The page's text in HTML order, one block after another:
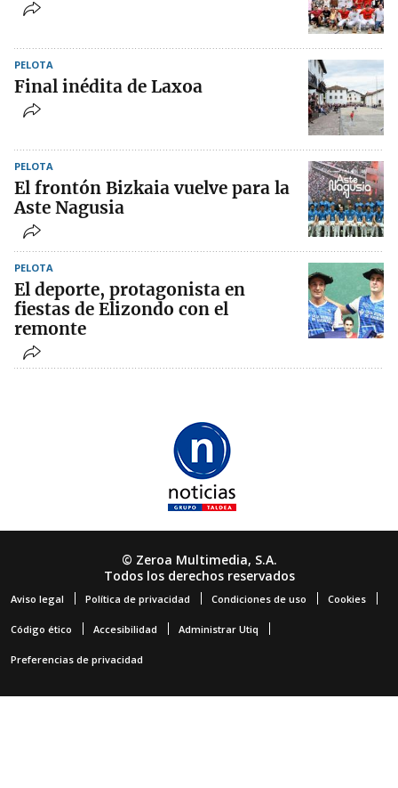
PELOTA
Final inédita de Laxoa
PELOTA
El frontón Bizkaia vuelve para la
Aste Nagusia
PELOTA
El deporte, protagonista en
fiestas de Elizondo con el
remonte
© Zeroa Multimedia, S.A.
Todos los derechos reservados
Aviso legal Política de privacidad Condiciones de uso Cookies
Código ético Accesibilidad Administrar Utiq
Preferencias de privacidad